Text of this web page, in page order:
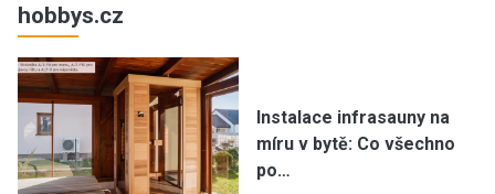
hobbys.cz
Instalace infrasauny na
míru v bytě: Co všechno
po…